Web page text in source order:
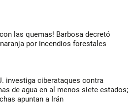
las quemas! Barbosa decretó
por incendios forestales
investiga ciberataques contra
de agua en al menos siete estados;
apuntan a Irán